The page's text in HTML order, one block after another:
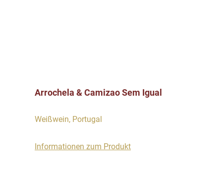
Arrochela & Camizao Sem Igual
Weißwein, Portugal
Informationen zum Produkt